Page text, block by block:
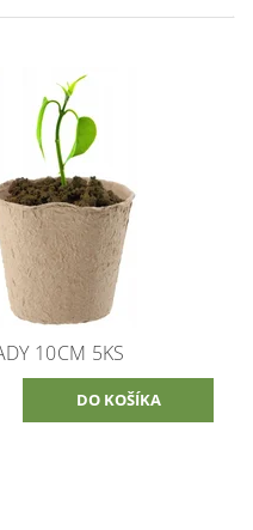
10CM 5KS